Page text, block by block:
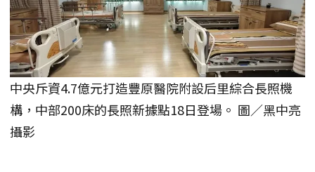
中央斥資4.7億元打造豐原醫院附設后里綜合長照機
構，中部200床的長照新據點18日登場。 圖／黑中亮
攝影